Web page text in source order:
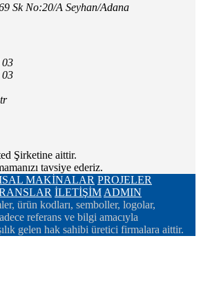
Sk No:20/A Seyhan/Adana
03
03
Şirketine aittir.
tavsiye ederiz.
MAKİNALAR PROJELER
İLETİŞİM ADMIN
ürün kodları, semboller, logolar,
referans ve bilgi amacıyla
gelen hak sahibi üretici firmalara aittir.